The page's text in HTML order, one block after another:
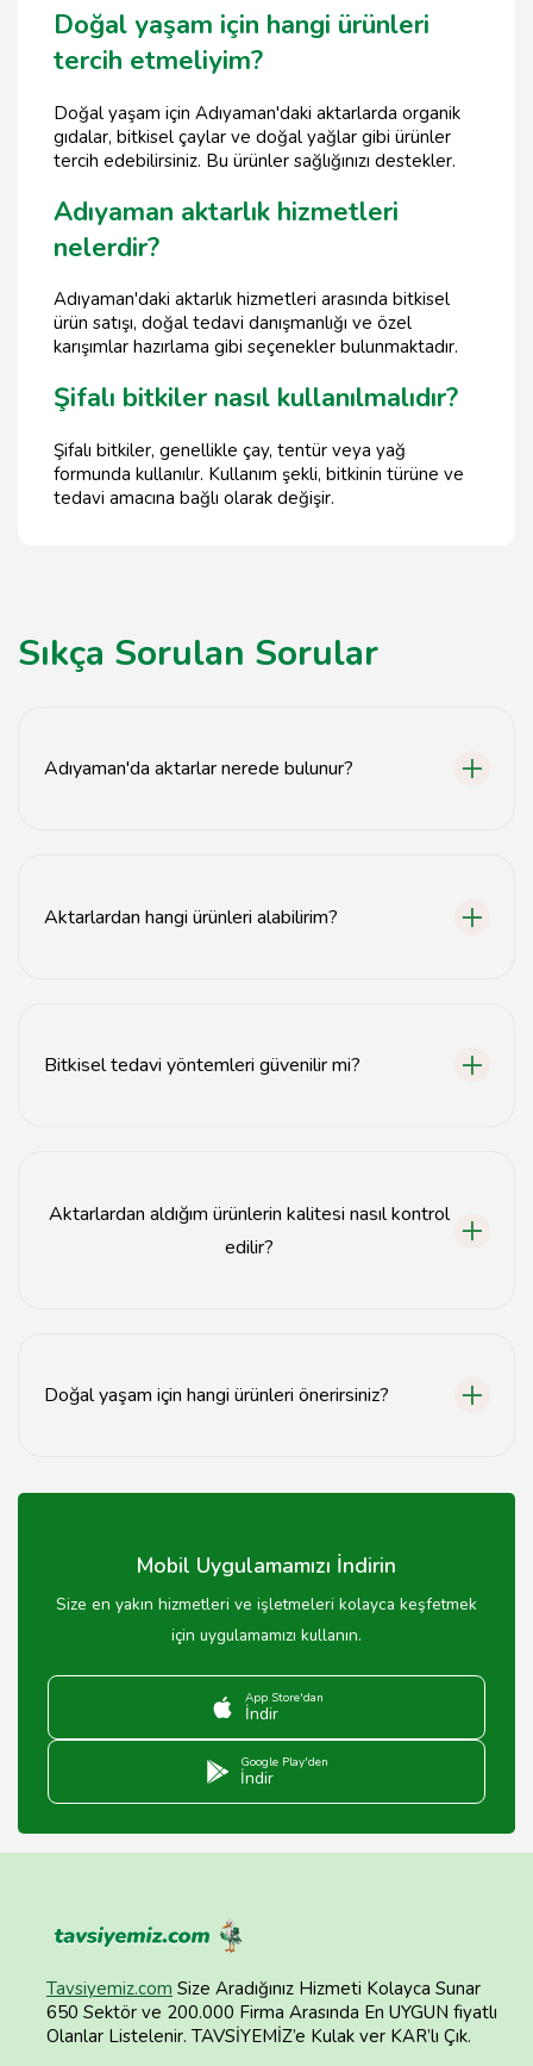
Doğal yaşam için hangi ürünleri
tercih etmeliyim?
Doğal yaşam için Adıyaman'daki aktarlarda organik
gıdalar, bitkisel çaylar ve doğal yağlar gibi ürünler
tercih edebilirsiniz. Bu ürünler sağlığınızı destekler.
Adıyaman aktarlık hizmetleri
nelerdir?
Adıyaman'daki aktarlık hizmetleri arasında bitkisel
ürün satışı, doğal tedavi danışmanlığı ve özel
karışımlar hazırlama gibi seçenekler bulunmaktadır.
Şifalı bitkiler nasıl kullanılmalıdır?
Şifalı bitkiler, genellikle çay, tentür veya yağ
formunda kullanılır. Kullanım şekli, bitkinin türüne ve
tedavi amacına bağlı olarak değişir.
Sıkça Sorulan Sorular
Adıyaman'da aktarlar nerede bulunur?
Aktarlardan hangi ürünleri alabilirim?
Bitkisel tedavi yöntemleri güvenilir mi?
Aktarlardan aldığım ürünlerin kalitesi nasıl kontrol
edilir?
Doğal yaşam için hangi ürünleri önerirsiniz?
doğal yağlar önerilir.
Mobil Uygulamamızı İndirin
Size en yakın hizmetleri ve işletmeleri kolayca keşfetmek
için uygulamamızı kullanın.
App Store'dan
İndir
Google Play'den
İndir
Tavsiyemiz.com Size Aradığınız Hizmeti Kolayca Sunar
650 Sektör ve 200.000 Firma Arasında En UYGUN fiyatlı
Olanlar Listelenir. TAVSİYEMİZ’e Kulak ver KAR’lı Çık.